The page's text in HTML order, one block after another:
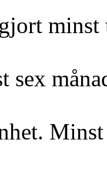
minst
sex